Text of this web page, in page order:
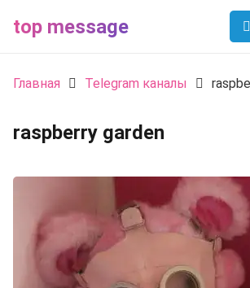
top message
Главная Telegram каналы
raspberry garden